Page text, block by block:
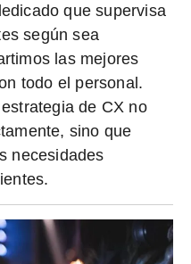
que supervisa
según sea
las mejores
todo el personal.
estrategia de CX no
sino que
necesidades